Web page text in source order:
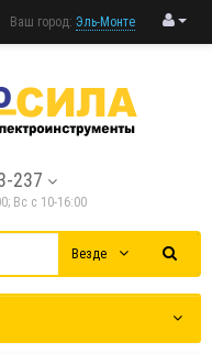
Ваш город: Эль-Монте
237
Вс с 10-16:00
Везде